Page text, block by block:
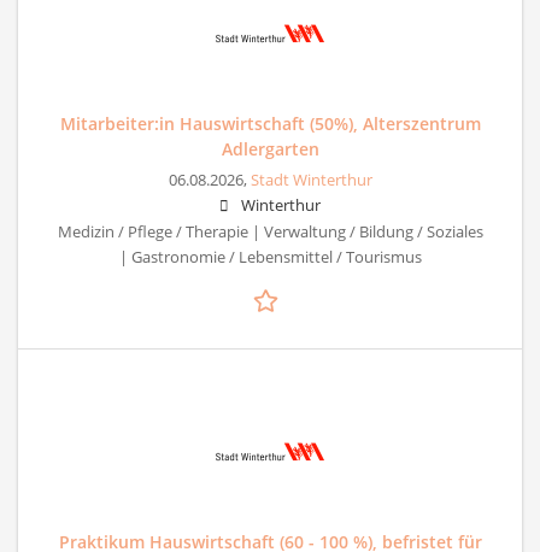
Mitarbeiter:in Hauswirtschaft (50%), Alterszentrum
Adlergarten
06.08.2026,Stadt Winterthur
Winterthur
Medizin / Pflege / Therapie | Verwaltung / Bildung / Soziales
| Gastronomie / Lebensmittel / Tourismus
Praktikum Hauswirtschaft (60 - 100 %), befristet für